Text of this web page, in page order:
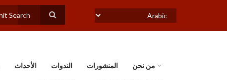
Select
من نحن المنشورات الندوات الأحداث